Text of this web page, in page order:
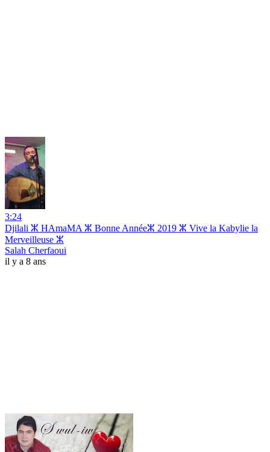
3:24
Djilali ⵣ HAmaMA ⵣ Bonne Annéeⵣ 2019 ⵣ Vive la Kabylie la
Merveilleuse ⵣ
Salah Cherfaoui
il y a 8 ans